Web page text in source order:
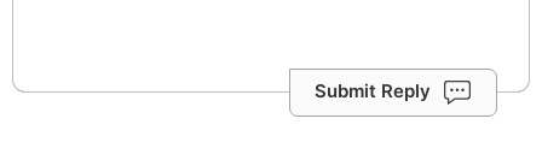
Submit Reply